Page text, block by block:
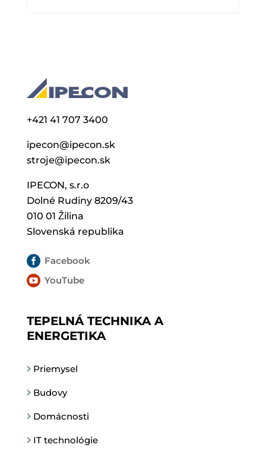
+421 41 707 3400
ipecon@ipecon.sk
stroje@ipecon.sk
IPECON, s.r.o
Dolné Rudiny 8209/43
010 01 Žilina
Slovenská republika
 Facebook
 YouTube
TEPELNÁ TECHNIKA A
ENERGETIKA
Priemysel
Budovy
Domácnosti
IT technológie